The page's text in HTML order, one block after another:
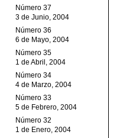
Número 37
3 de Junio, 2004
Número 36
6 de Mayo, 2004
Número 35
1 de Abril, 2004
Número 34
4 de Marzo, 2004
Número 33
5 de Febrero, 2004
Número 32
1 de Enero, 2004